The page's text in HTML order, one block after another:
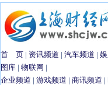
首 页 | 资讯频道 | 汽车频道 |
图库 | 物联网 |
企业频道 | 游戏频道 | 商讯频道 |